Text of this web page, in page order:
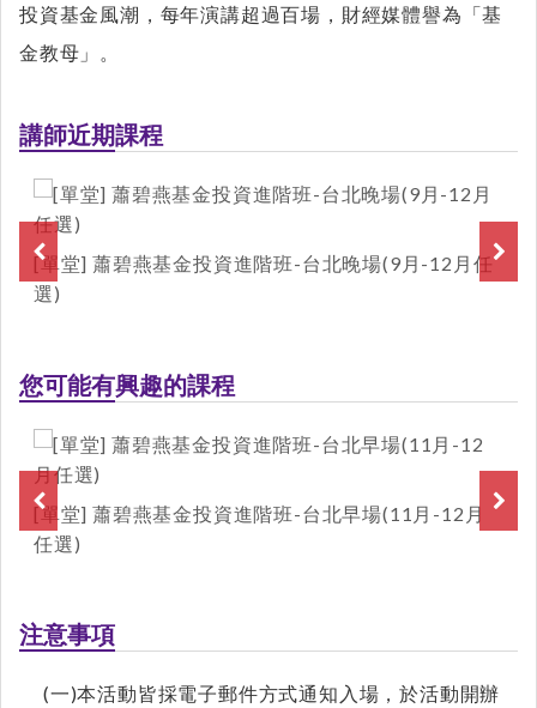
投資基金風潮，每年演講超過百場，財經媒體譽為「基
金教母」。
講師近期課程
[單堂] 蕭碧燕基金投資進階班-台北晚場(9月-12月任
選)
您可能有興趣的課程
[單堂] 蕭碧燕基金投資進階班-台北早場(11月-12月
任選)
注意事項
(一)本活動皆採電子郵件方式通知入場，於活動開辦